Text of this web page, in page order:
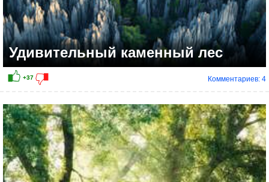
+23
Удивительный каменный лес
Комментариев: 4